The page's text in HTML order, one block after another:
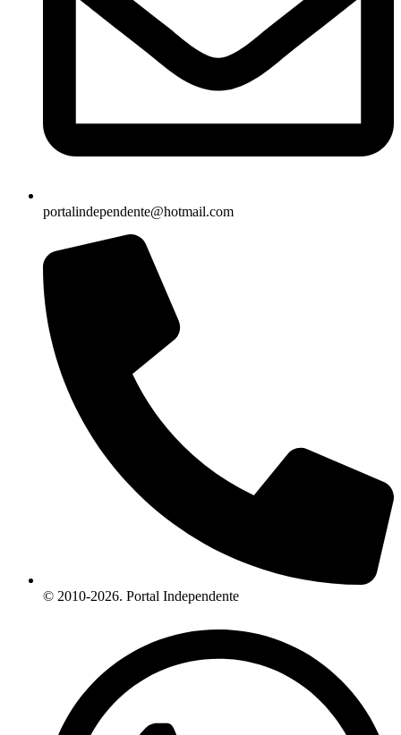
portalindependente@hotmail.com
© 2010-2026. Portal Independente